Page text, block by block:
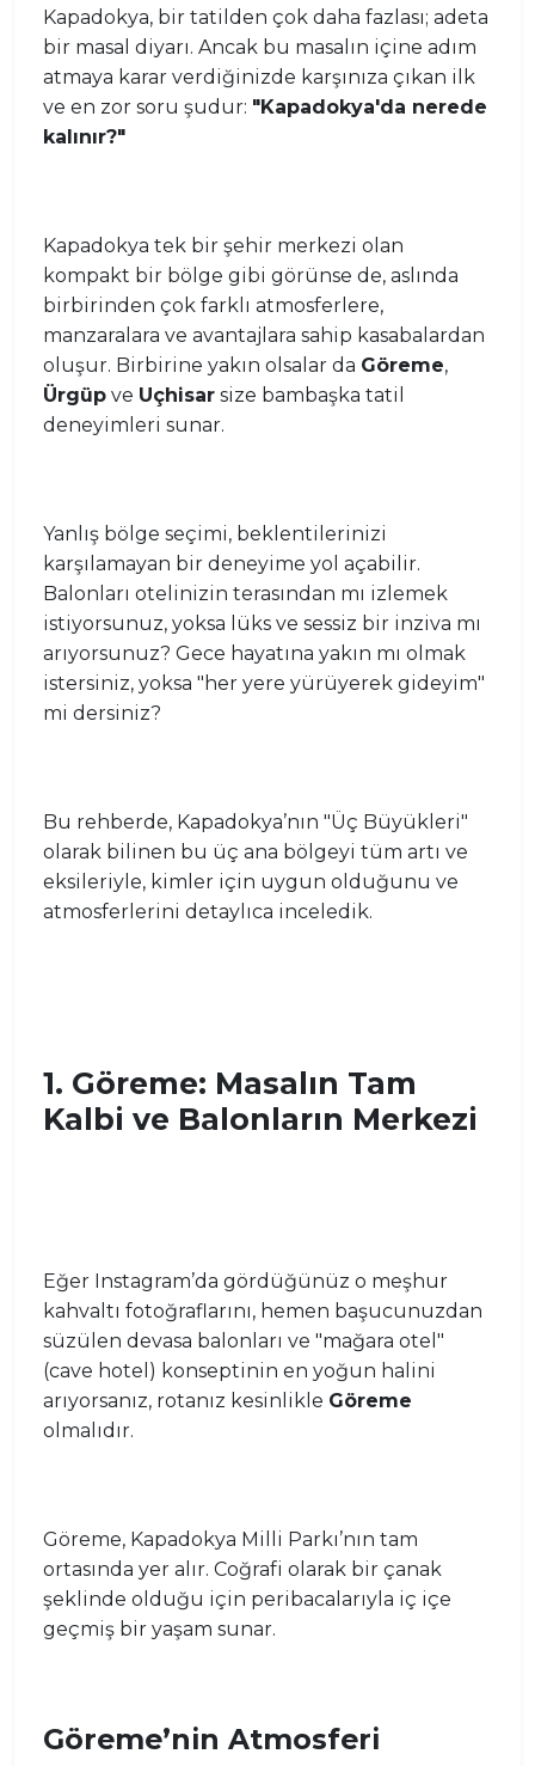
Kapadokya, bir tatilden çok daha fazlası; adeta
bir masal diyarı. Ancak bu masalın içine adım
atmaya karar verdiğinizde karşınıza çıkan ilk
ve en zor soru şudur: "Kapadokya'da nerede
kalınır?"
Kapadokya tek bir şehir merkezi olan
kompakt bir bölge gibi görünse de, aslında
birbirinden çok farklı atmosferlere,
manzaralara ve avantajlara sahip kasabalardan
oluşur. Birbirine yakın olsalar da Göreme,
Ürgüp ve Uçhisar size bambaşka tatil
deneyimleri sunar.
Yanlış bölge seçimi, beklentilerinizi
karşılamayan bir deneyime yol açabilir.
Balonları otelinizin terasından mı izlemek
istiyorsunuz, yoksa lüks ve sessiz bir inziva mı
arıyorsunuz? Gece hayatına yakın mı olmak
istersiniz, yoksa "her yere yürüyerek gideyim"
mi dersiniz?
Bu rehberde, Kapadokya’nın "Üç Büyükleri"
olarak bilinen bu üç ana bölgeyi tüm artı ve
eksileriyle, kimler için uygun olduğunu ve
atmosferlerini detaylıca inceledik.
1. Göreme: Masalın Tam
Kalbi ve Balonların Merkezi
Eğer Instagram’da gördüğünüz o meşhur
kahvaltı fotoğraflarını, hemen başucunuzdan
süzülen devasa balonları ve "mağara otel"
(cave hotel) konseptinin en yoğun halini
arıyorsanız, rotanız kesinlikle Göreme
olmalıdır.
Göreme, Kapadokya Milli Parkı’nın tam
ortasında yer alır. Coğrafi olarak bir çanak
şeklinde olduğu için peribacalarıyla iç içe
geçmiş bir yaşam sunar.
Göreme’nin Atmosferi